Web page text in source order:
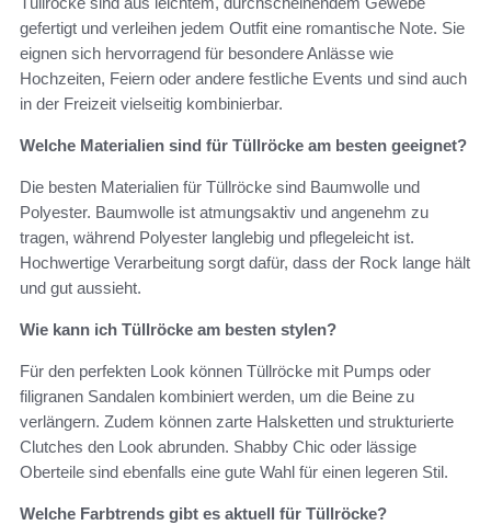
gefertigt und verleihen jedem Outfit eine romantische Note. Sie
eignen sich hervorragend für besondere Anlässe wie
Hochzeiten, Feiern oder andere festliche Events und sind auch
in der Freizeit vielseitig kombinierbar.
Welche Materialien sind für Tüllröcke am besten geeignet?
Die besten Materialien für Tüllröcke sind Baumwolle und
Polyester. Baumwolle ist atmungsaktiv und angenehm zu
tragen, während Polyester langlebig und pflegeleicht ist.
Hochwertige Verarbeitung sorgt dafür, dass der Rock lange hält
und gut aussieht.
Wie kann ich Tüllröcke am besten stylen?
Für den perfekten Look können Tüllröcke mit Pumps oder
filigranen Sandalen kombiniert werden, um die Beine zu
verlängern. Zudem können zarte Halsketten und strukturierte
Clutches den Look abrunden. Shabby Chic oder lässige
Oberteile sind ebenfalls eine gute Wahl für einen legeren Stil.
Welche Farbtrends gibt es aktuell für Tüllröcke?